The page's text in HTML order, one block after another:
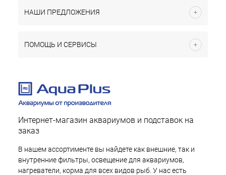
НАШИ ПРЕДЛОЖЕНИЯ
ПОМОЩЬ И СЕРВИСЫ
Интернет-магазин аквариумов и подставок на
заказ
В нашем ассортименте вы найдете как внешние, так и
внутренние фильтры, освещение для аквариумов,
нагреватели, корма для всех видов рыб. У нас есть